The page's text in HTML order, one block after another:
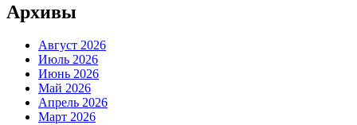
Архивы
Август 2026
Июль 2026
Июнь 2026
Май 2026
Апрель 2026
Март 2026